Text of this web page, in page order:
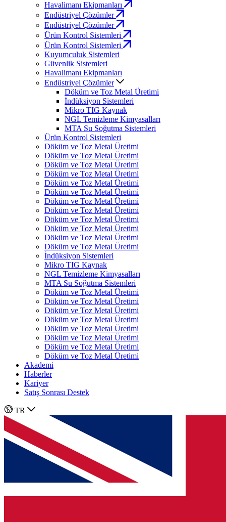
Havalimanı Ekipmanları
Endüstriyel Çözümler
Endüstriyel Çözümler
Ürün Kontrol Sistemleri
Ürün Kontrol Sistemleri
Kuyumculuk Sistemleri
Güvenlik Sistemleri
Havalimanı Ekipmanları
Endüstriyel Çözümler
Döküm ve Toz Metal Üretimi
İndüksiyon Sistemleri
Mikro TIG Kaynak
NGL Temizleme Kimyasalları
MTA Su Soğutma Sistemleri
Ürün Kontrol Sistemleri
Döküm ve Toz Metal Üretimi
Döküm ve Toz Metal Üretimi
Döküm ve Toz Metal Üretimi
Döküm ve Toz Metal Üretimi
Döküm ve Toz Metal Üretimi
Döküm ve Toz Metal Üretimi
Döküm ve Toz Metal Üretimi
Döküm ve Toz Metal Üretimi
Döküm ve Toz Metal Üretimi
Döküm ve Toz Metal Üretimi
Döküm ve Toz Metal Üretimi
Döküm ve Toz Metal Üretimi
İndüksiyon Sistemleri
Mikro TIG Kaynak
NGL Temizleme Kimyasalları
MTA Su Soğutma Sistemleri
Döküm ve Toz Metal Üretimi
Döküm ve Toz Metal Üretimi
Döküm ve Toz Metal Üretimi
Döküm ve Toz Metal Üretimi
Döküm ve Toz Metal Üretimi
Döküm ve Toz Metal Üretimi
Döküm ve Toz Metal Üretimi
Döküm ve Toz Metal Üretimi
Akademi
Haberler
Kariyer
Satış Sonrası Destek
TR